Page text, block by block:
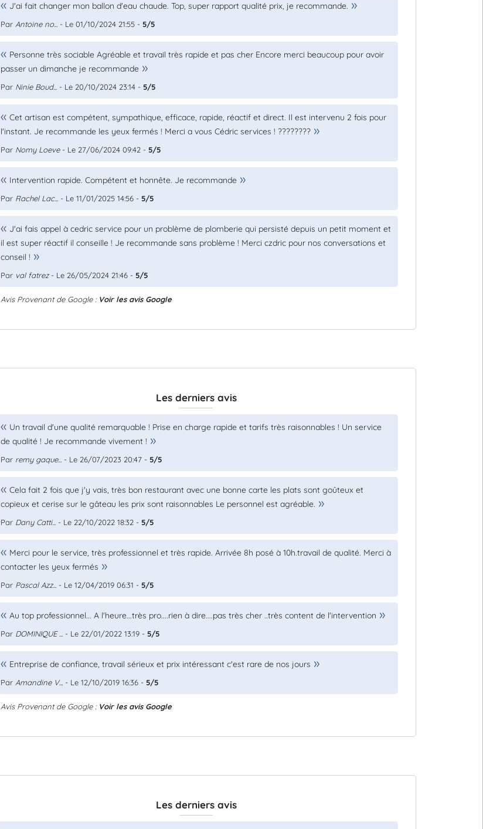
J'ai fait changer mon ballon d'eau chaude. Top, super rapport qualité prix, je recommande.
Par Antoine no... - Le 01/10/2024 21:55 - 5/5
Personne très sociable Agréable et travail très rapide et pas cher Encore merci beaucoup pour avoir
passer un dimanche je recommande
Par Ninie Boud... - Le 20/10/2024 23:14 - 5/5
Cet artisan est compétent, sympathique, efficace, rapide, réactif et direct. Il est intervenu 2 fois pour
l'instant. Je recommande les yeux fermés ! Merci a vous Cédric services ! ????????
Par Nomy Loeve- Le 27/06/2024 09:42 - 5/5
Intervention rapide. Compétent et honnête. Je recommande
Par Rachel Lac... - Le 11/01/2025 14:56 - 5/5
J'ai fais appel à cedric service pour un problème de plomberie qui persisté depuis un petit moment et
il est super réactif il conseille ! Je recommande sans problème ! Merci czdric pour nos conversations et
conseil !
Par val fatrez- Le 26/05/2024 21:46 - 5/5
Avis Provenant de Google : Voir les avis Google
Les derniers avis
Un travail d'une qualité remarquable ! Prise en charge rapide et tarifs très raisonnables ! Un service
de qualité ! Je recommande vivement !
Par remy gaque... - Le 26/07/2023 20:47 - 5/5
Cela fait 2 fois que j'y vais, très bon restaurant avec une bonne carte les plats sont goûteux et
copieux et cerise sur le gâteau les prix sont raisonnables Le personnel est agréable.
Par Dany Catti... - Le 22/10/2022 18:32 - 5/5
Merci pour le service, très professionnel et très rapide. Arrivée 8h posé à 10h.travail de qualité. Merci à
contacter les yeux fermés
Par Pascal Azz... - Le 12/04/2019 06:31 - 5/5
Au top professionnel... A l'heure...très pro....rien à dire....pas très cher ..très content de l'intervention
Par DOMINIQUE ... - Le 22/01/2022 13:19 - 5/5
Entreprise de confiance, travail sérieux et prix intéressant c'est rare de nos jours
Par Amandine V... - Le 12/10/2019 16:36 - 5/5
Avis Provenant de Google : Voir les avis Google
Les derniers avis